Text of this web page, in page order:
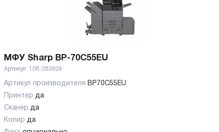
МФУ Sharp BP-70C55EU
Артикул: 108-283924
Артикул производителя BP70C55EU
Принтер да
Сканер да
Копир да